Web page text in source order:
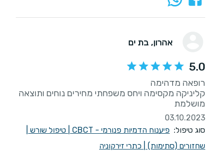
אהרון, בת ים
5.0
קליניקה מקסימה ויחס משפחתי מחירים נוחים ותוצאה
מושלמת
03.10.2023
סוג טיפול: פיענוח הדמיות פנורמי - CBCT טיפול שורש
שחזורים (סתימות)
כתרי זירקוניה